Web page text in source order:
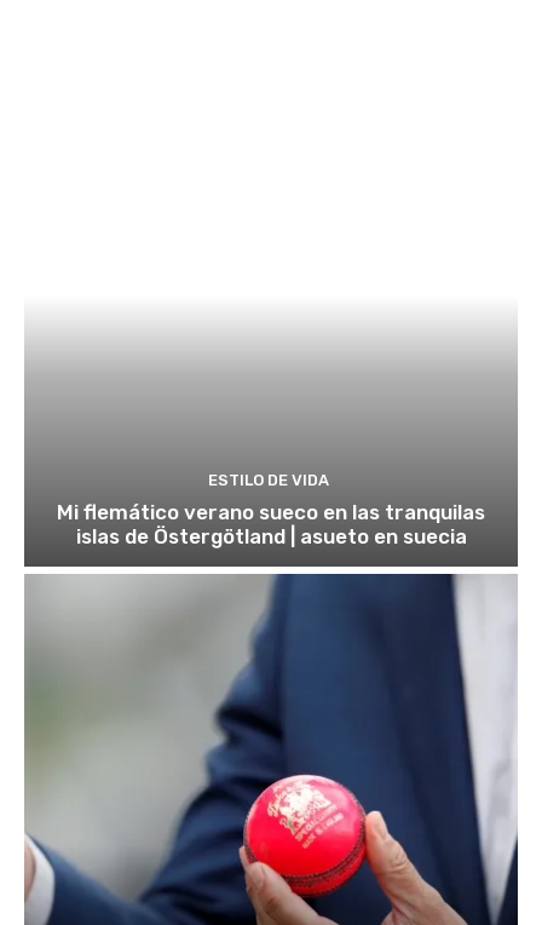
ESTILO DE VIDA
Mi flemático verano sueco en las tranquilas
islas de Östergötland | asueto en suecia